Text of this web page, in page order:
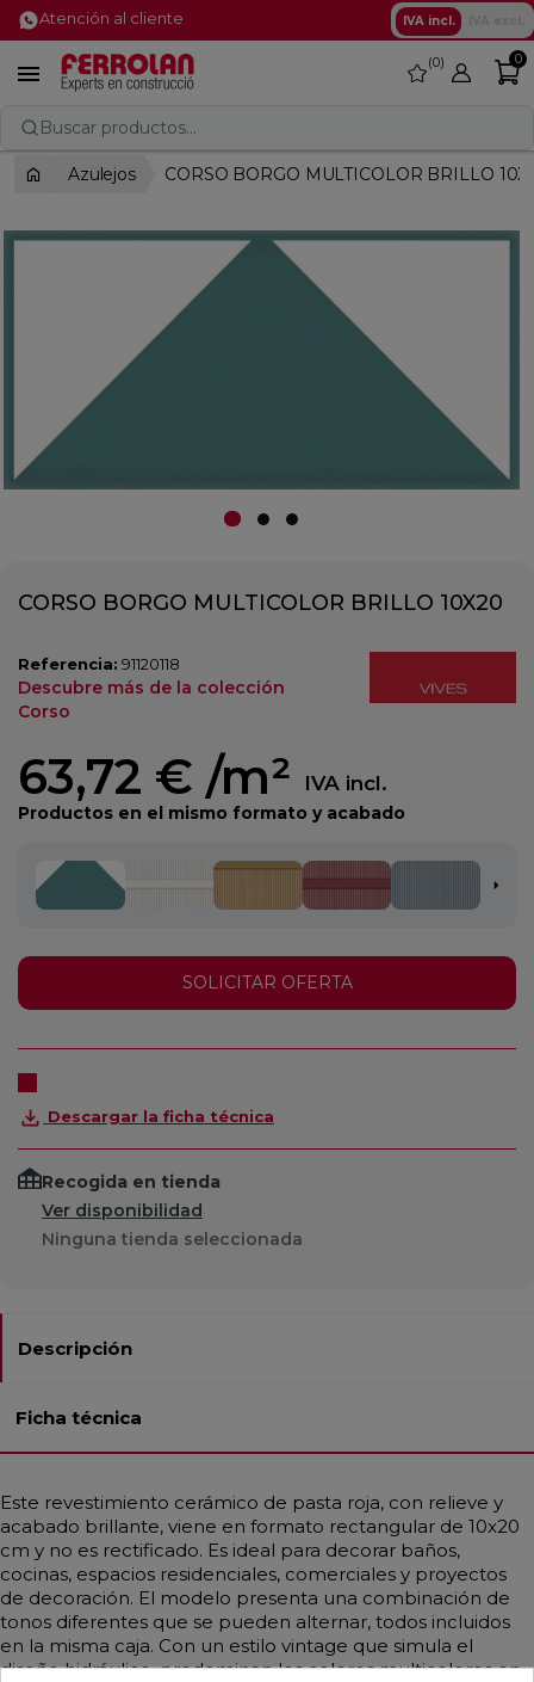
Atención al cliente IVA incl.
 favorite
0 0
Buscar productos...
Azulejos CORSO BORGO MULTICOLOR BRILLO
CORSO BORGO MULTICOLOR BRILLO 10X20
Referencia: 91120118
Descubre más de la colección
Corso
63,72 € /m² IVA incl.
Productos en el mismo formato y acabado
SOLICITAR OFERTA
Descargar la ficha técnica
Recogida en tienda
Ver disponibilidad
Ninguna tienda seleccionada
Descripción
Ficha técnica
Este revestimiento cerámico de pasta roja, con relieve y
acabado brillante, viene en formato rectangular de 10x20
cm y no es rectificado. Es ideal para decorar baños,
cocinas, espacios residenciales, comerciales y proyectos
de decoración. El modelo presenta una combinación de
tonos diferentes que se pueden alternar, todos incluidos
en la misma caja. Con un estilo vintage que simula el
diseño hidráulico, predominan los colores multicolores en